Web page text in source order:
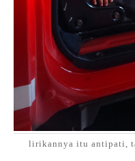
lirikannya itu antipati,